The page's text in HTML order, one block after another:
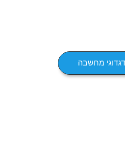
מחשבה